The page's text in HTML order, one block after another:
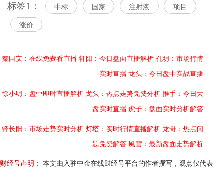
标签1： 中标 国家 注射液 项目
涨价
秦国安：在线免费看直播 轩阳：今日盘面直播解析 孔明：市场行情
实时直播 龙头：今日盘中实战直播
徐小明：盘中即时直播解析 龙头：热点走势免费分析 推手：今日大
盘实时直播 虎子：盘面实时分析解答
锋长阳：市场走势实时分析 灯塔：实时行情直播解析 龙哥：热点问
题免费解答 風雲：最新盘面走势解析
财经号声明：
本文由入驻中金在线财经号平台的作者撰写，观点仅代表